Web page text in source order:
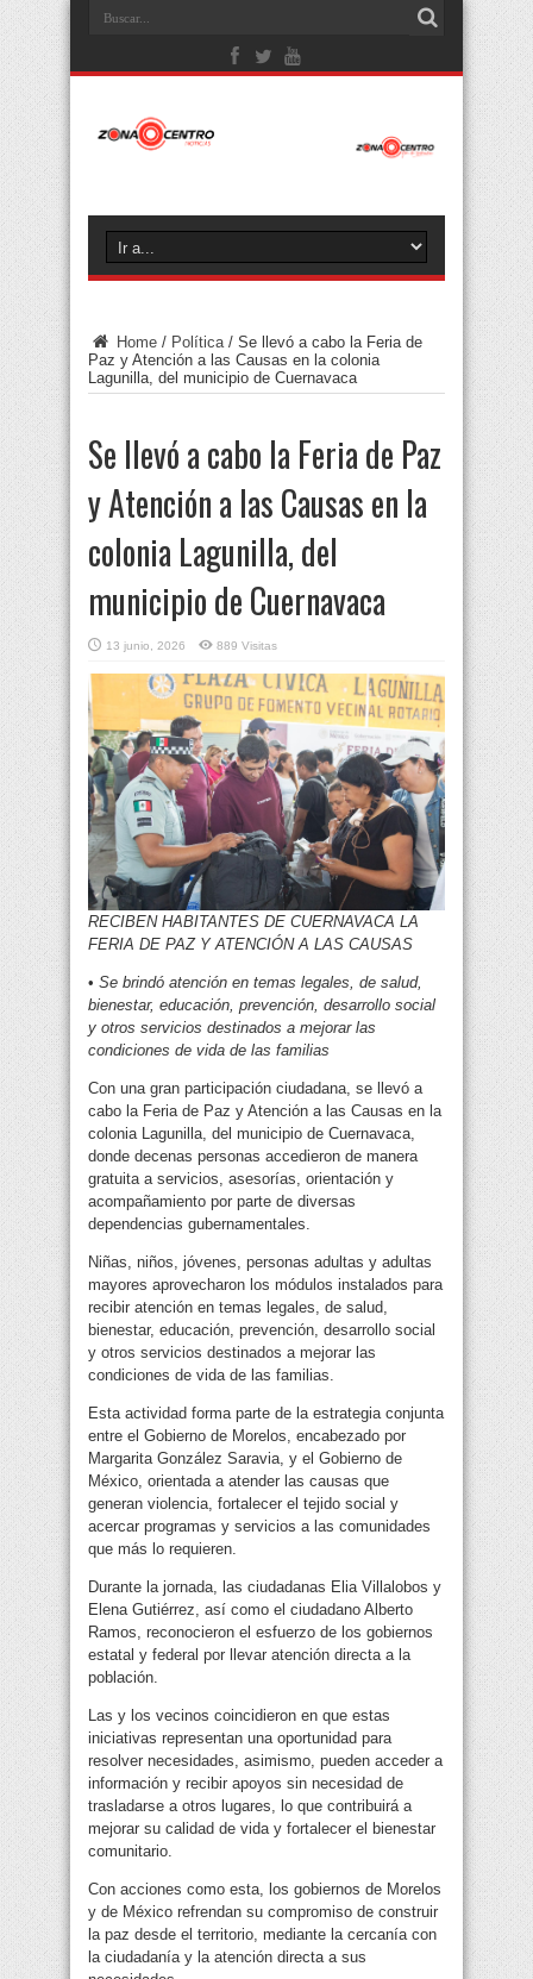
Home / Política / Se llevó a cabo la Feria de
Paz y Atención a las Causas en la colonia
Lagunilla, del municipio de Cuernavaca
Se llevó a cabo la Feria de Paz
y Atención a las Causas en la
colonia Lagunilla, del
municipio de Cuernavaca
13 junio, 2026 889 Visitas
RECIBEN HABITANTES DE CUERNAVACA LA
FERIA DE PAZ Y ATENCIÓN A LAS CAUSAS
• Se brindó atención en temas legales, de salud,
bienestar, educación, prevención, desarrollo social
y otros servicios destinados a mejorar las
condiciones de vida de las familias
Con una gran participación ciudadana, se llevó a
cabo la Feria de Paz y Atención a las Causas en la
colonia Lagunilla, del municipio de Cuernavaca,
donde decenas personas accedieron de manera
gratuita a servicios, asesorías, orientación y
acompañamiento por parte de diversas
dependencias gubernamentales.
Niñas, niños, jóvenes, personas adultas y adultas
mayores aprovecharon los módulos instalados para
recibir atención en temas legales, de salud,
bienestar, educación, prevención, desarrollo social
y otros servicios destinados a mejorar las
condiciones de vida de las familias.
Esta actividad forma parte de la estrategia conjunta
entre el Gobierno de Morelos, encabezado por
Margarita González Saravia, y el Gobierno de
México, orientada a atender las causas que
generan violencia, fortalecer el tejido social y
acercar programas y servicios a las comunidades
que más lo requieren.
Durante la jornada, las ciudadanas Elia Villalobos y
Elena Gutiérrez, así como el ciudadano Alberto
Ramos, reconocieron el esfuerzo de los gobiernos
estatal y federal por llevar atención directa a la
población.
Las y los vecinos coincidieron en que estas
iniciativas representan una oportunidad para
resolver necesidades, asimismo, pueden acceder a
información y recibir apoyos sin necesidad de
trasladarse a otros lugares, lo que contribuirá a
mejorar su calidad de vida y fortalecer el bienestar
comunitario.
Con acciones como esta, los gobiernos de Morelos
y de México refrendan su compromiso de construir
la paz desde el territorio, mediante la cercanía con
la ciudadanía y la atención directa a sus